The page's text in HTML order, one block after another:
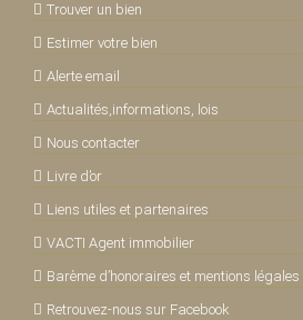
Trouver un bien
Estimer votre bien
Alerte email
Actualités,informations, lois
Nous contacter
Livre d’or
Liens utiles et partenaires
VACTI Agent immobilier
Barème d’honoraires et mentions légales
Retrouvez-nous sur Facebook